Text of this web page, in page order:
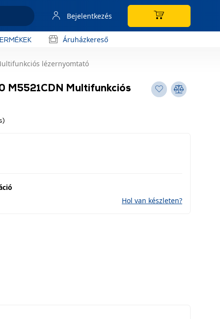
Bejelentkezés
Áruházkereső
lézernyomtató
M5521CDN Multifunkciós
Hol van készleten?